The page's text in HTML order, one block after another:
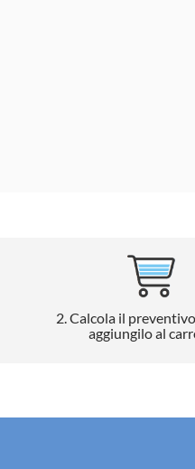
2. Calcola il
aggiungilo al